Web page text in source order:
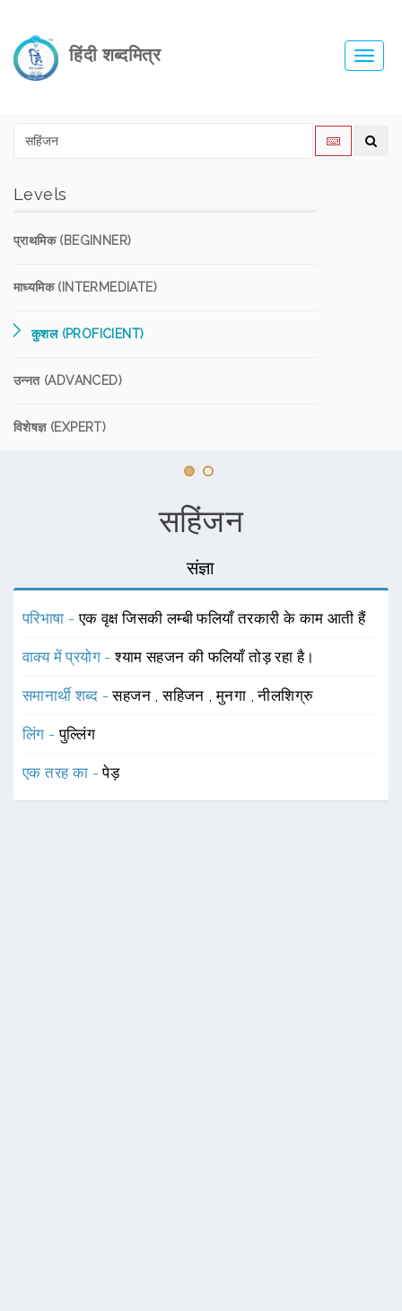
हिंदी शब्दमित्र
Levels
प्राथमिक (BEGINNER)
माध्यमिक (INTERMEDIATE)
कुशल (PROFICIENT)
उन्नत (ADVANCED)
विशेषज्ञ (EXPERT)
सहिंजन
संज्ञा
परिभाषा -एक वृक्ष जिसकी लम्बी फलियाँ तरकारी के काम आती हैं
वाक्य में प्रयोग -श्याम सहजन की फलियाँ तोड़ रहा है।
समानार्थी शब्द -सहजन ,सहिजन ,मुनगा ,नीलशिग्रु
लिंग -पुल्लिंग
एक तरह का -पेड़